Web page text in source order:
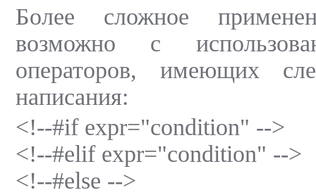
Более сложное
возможно с
операторов, имеющих
написания:
<!--#if expr="condition" -->
<!--#elif expr="condition" -->
<!--#else -->